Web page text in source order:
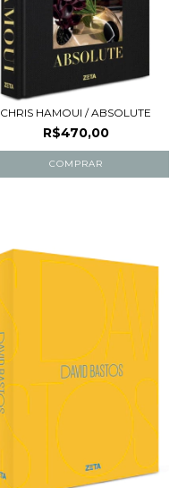
CHRIS HAMOUI / ABSOLUTE
R$470,00